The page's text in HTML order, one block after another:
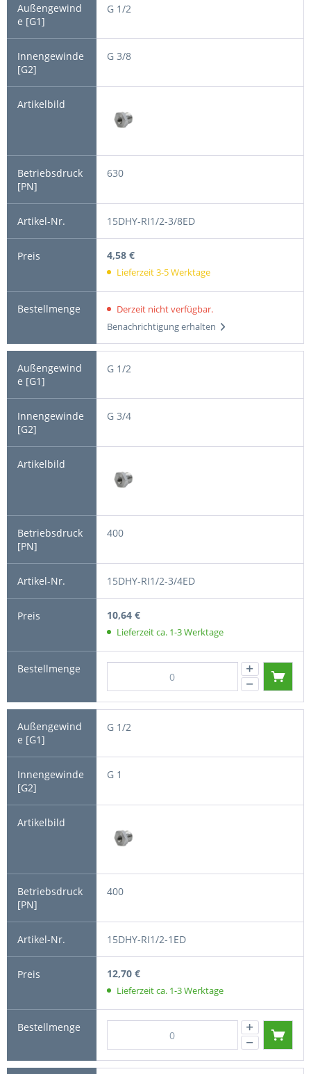
G 1/2
G 3/8
630
15DHY-RI1/2-3/8ED
4,58 €
Lieferzeit 3-5 Werktage
Derzeit nicht verfügbar.
Benachrichtigung erhalten
G 1/2
G 3/4
400
15DHY-RI1/2-3/4ED
10,64 €
Lieferzeit ca. 1-3 Werktage
G 1/2
G 1
400
15DHY-RI1/2-1ED
12,70 €
Lieferzeit ca. 1-3 Werktage